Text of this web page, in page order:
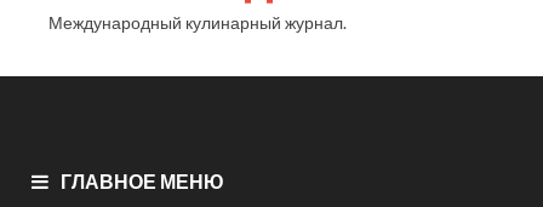
Международный кулинарный журнал.
ГЛАВНОЕ МЕНЮ